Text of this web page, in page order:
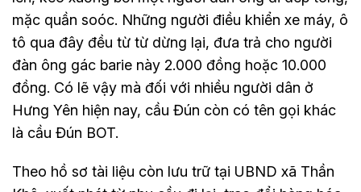
mặc quần soóc. Những người điều khiển xe máy, ô
tô qua đây đều từ từ dừng lại, đưa trả cho người
đàn ông gác barie này 2.000 đồng hoặc 10.000
đồng. Có lẽ vậy mà đối với nhiều người dân ở
Hưng Yên hiện nay, cầu Đún còn có tên gọi khác
là cầu Đún BOT.
Theo hồ sơ tài liệu còn lưu trữ tại UBND xã Thần